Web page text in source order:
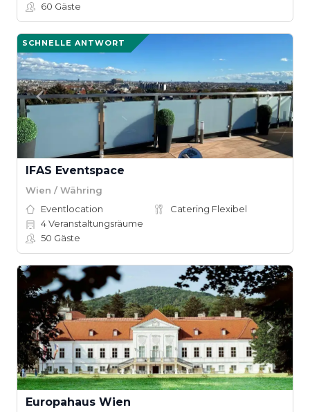
60 Gäste
SCHNELLE ANTWORT
IFAS Eventspace
Wien / Währing
Eventlocation
Catering Flexibel
4Veranstaltungsräume
50 Gäste
Europahaus Wien